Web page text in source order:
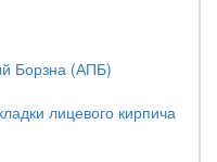
Борзна (АПБ)
лицевого кирпича